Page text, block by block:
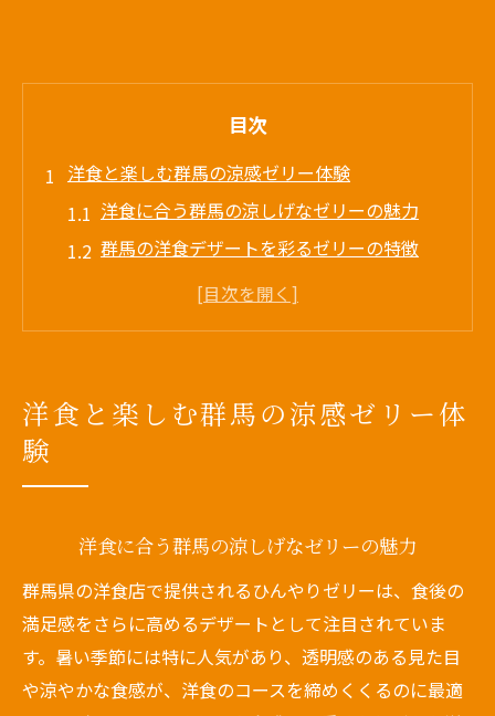
目次
洋食と楽しむ群馬の涼感ゼリー体験
洋食に合う群馬の涼しげなゼリーの魅力
群馬の洋食デザートを彩るゼリーの特徴
洋食と相性抜群のひんやりゼリー体験談
ひんやりゼリーデザートで夏の洋食を満喫
洋食とゼリーで味わう群馬の夏の贅沢時間
ひんやりゼリーで洋食の満足度がアップす
る理由
夏限定の洋食デザートにゼリーが選ばれる
訳
洋食と楽しむ群馬の涼感ゼリー体
験
洋食に合う群馬の涼しげなゼリーの魅力
群馬県の洋食店で提供されるひんやりゼリーは、食後の
満足感をさらに高めるデザートとして注目されていま
す。暑い季節には特に人気があり、透明感のある見た目
や涼やかな食感が、洋食のコースを締めくくるのに最適